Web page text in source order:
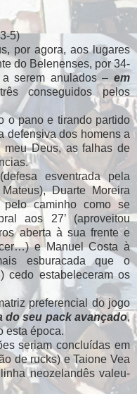
5)
por agora, aos lugares
do Belenenses, por 34-
serem anulados – em
conseguidos pelos
o pano e tirando partido
defensiva dos homens a
Deus, as falhas de
esventrada pela
Duarte Moreira
pelo caminho como se
aos 27’ (aproveitou
aberta à sua frente e
e Manuel Costa à
esburacada que o
cedo estabeleceram os
preferencial do jogo
do seu pack avançado,
esta época.
seriam concluídas em
de rucks) e Taione Vea
neozelandês valeu-